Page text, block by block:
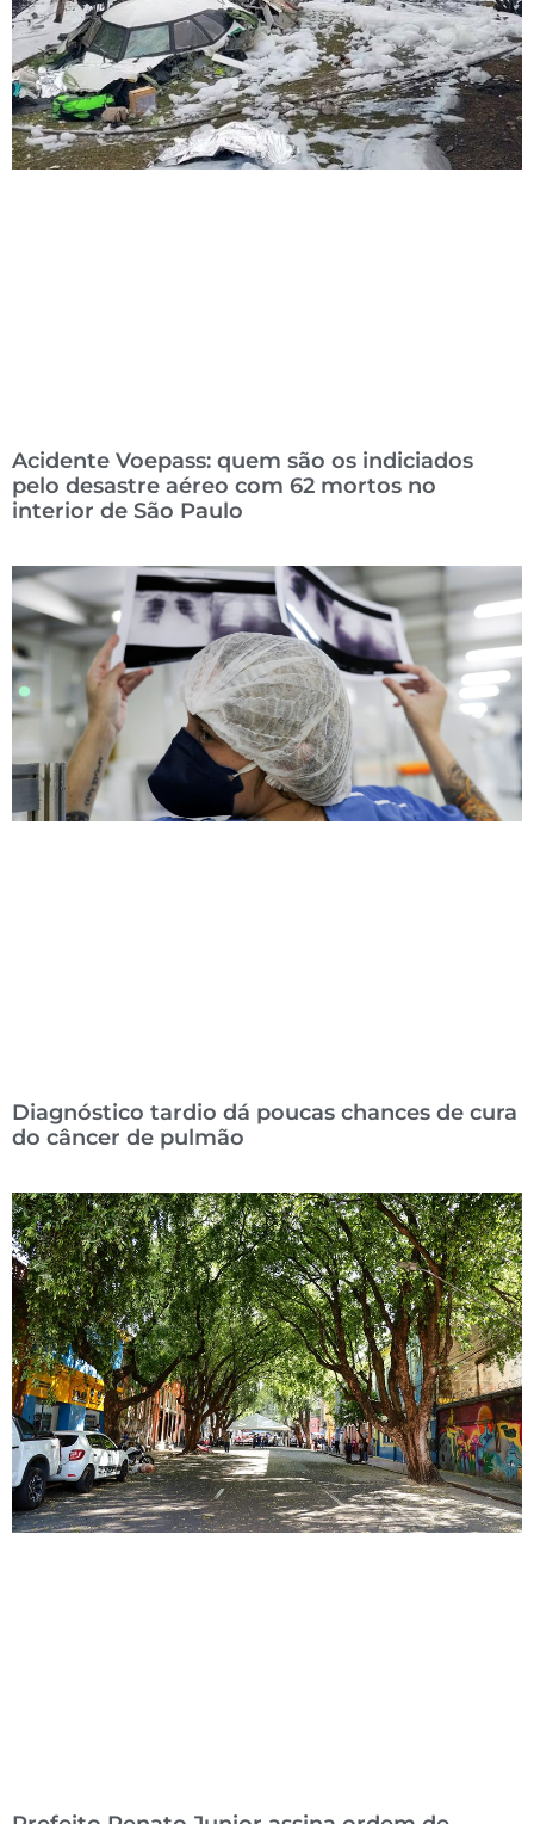
Acidente Voepass: quem são os indiciados
pelo desastre aéreo com 62 mortos no
interior de São Paulo
Diagnóstico tardio dá poucas chances de cura
do câncer de pulmão